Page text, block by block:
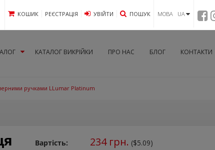
КОШИК РЕЄСТРАЦІЯ УВIЙТИ ПОШУК МОВА UA
КАТАЛОГ ВИКРІЙКИ ПРО НАС БЛОГ КОНТАКТИ
ручками LLumar Platinum
Вартість: 234грн. ($5.09)